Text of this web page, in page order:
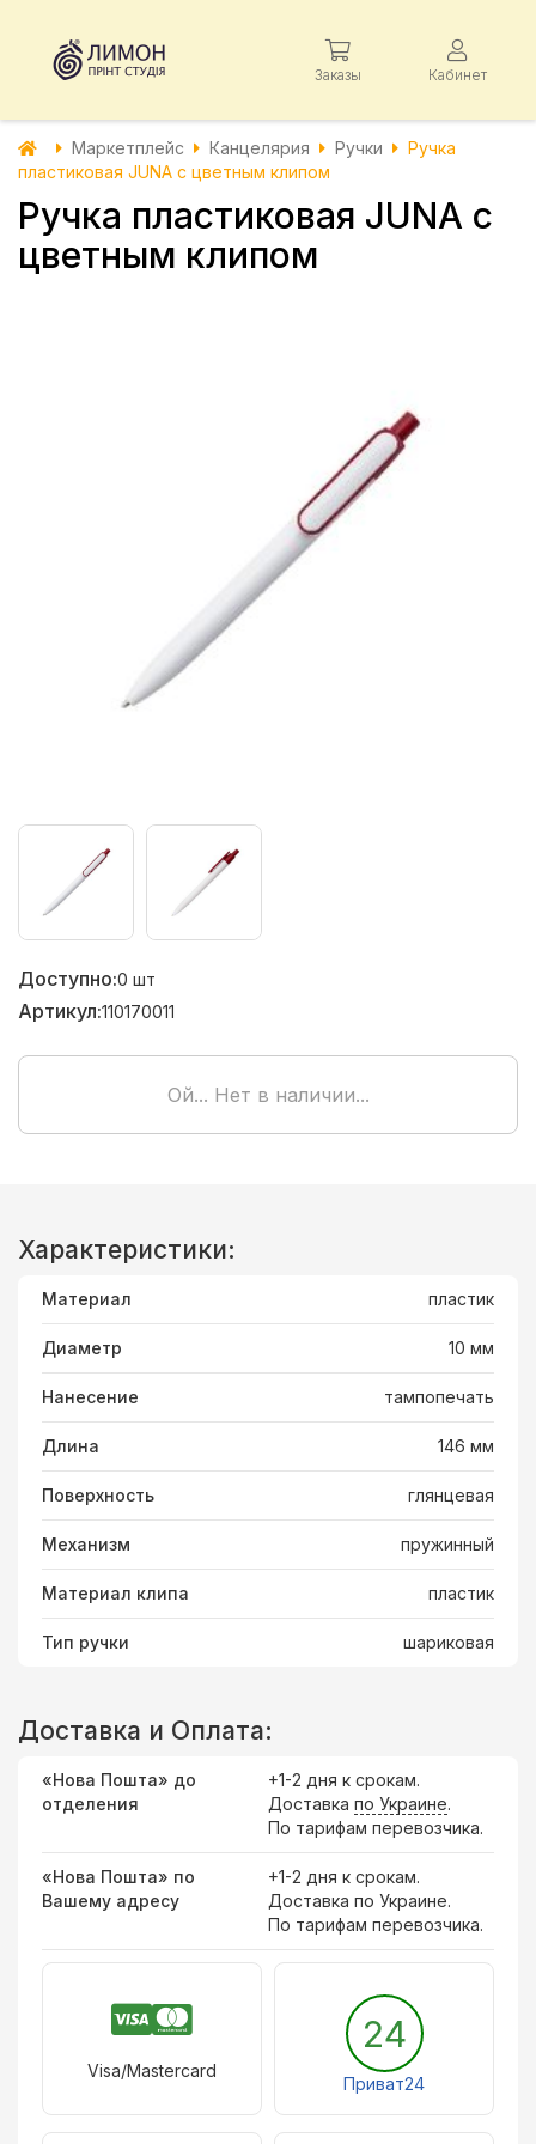
Заказы Кабинет
Маркетплейс Канцелярия Ручки
Ручка
пластиковая JUNA с цветным клипом
Ручка пластиковая JUNA с
цветным клипом
Доступно:0 шт
Артикул:110170011
Ой... Нет в наличии...
Характеристики:
Материал пластик
Диаметр 10 мм
Нанесение тампопечать
Длина 146 мм
Поверхность глянцевая
Механизм пружинный
Материал клипа пластик
Тип ручки шариковая
Доставка и Оплата:
«Нова Пошта» до
отделения
+1-2 дня к срокам.
Доставка по Украине.
По тарифам перевозчика.
«Нова Пошта» по
Вашему адресу
+1-2 дня к срокам.
Доставка по Украине.
По тарифам перевозчика.
Visa/Mastercard
24
Приват24